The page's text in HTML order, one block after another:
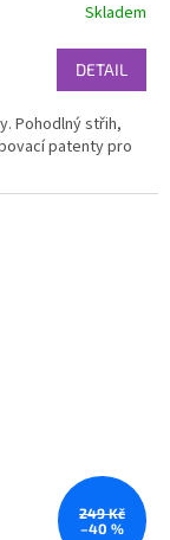
Skladem
DETAIL
Pohodlný střih,
patenty pro
249 Kč
–40 %